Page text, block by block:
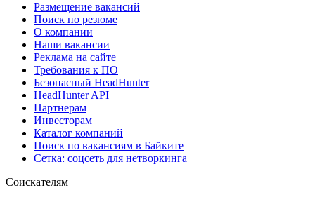
Размещение вакансий
Поиск по резюме
О компании
Наши вакансии
Реклама на сайте
Требования к ПО
Безопасный HeadHunter
HeadHunter API
Партнерам
Инвесторам
Каталог компаний
Поиск по вакансиям в Байките
Сетка: соцсеть для нетворкинга
Соискателям